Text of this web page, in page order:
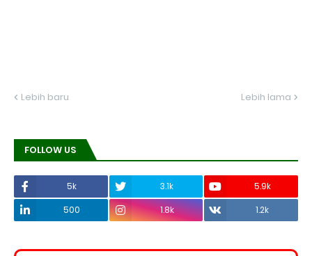
Lebih baru Lebih lama
FOLLOW US
5k 3.1k
5.9k
500
1.8k 1.2k